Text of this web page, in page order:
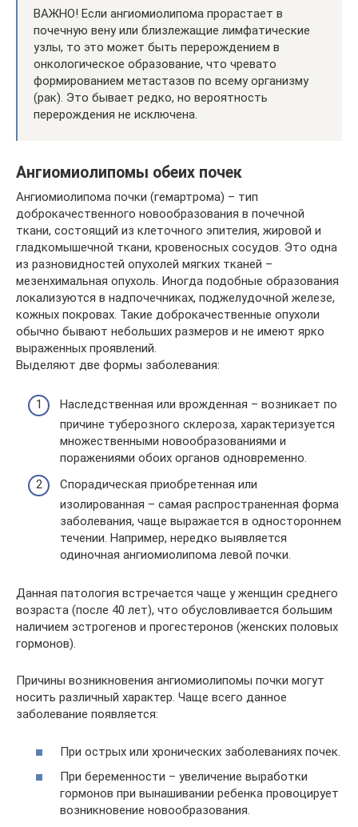
ВАЖНО! Если ангиомиолипома прорастает в
почечную вену или близлежащие лимфатические
узлы, то это может быть перерождением в
онкологическое образование, что чревато
формированием метастазов по всему организму
(рак). Это бывает редко, но вероятность
перерождения не исключена.
Ангиомиолипомы обеих почек
Ангиомиолипома почки (гемартрома) – тип
доброкачественного новообразования в почечной
ткани, состоящий из клеточного эпителия, жировой и
гладкомышечной ткани, кровеносных сосудов. Это одна
из разновидностей опухолей мягких тканей –
мезенхимальная опухоль. Иногда подобные образования
локализуются в надпочечниках, поджелудочной железе,
кожных покровах. Такие доброкачественные опухоли
обычно бывают небольших размеров и не имеют ярко
выраженных проявлений.
Выделяют две формы заболевания:
Наследственная или врожденная – возникает по
причине туберозного склероза, характеризуется
множественными новообразованиями и
поражениями обоих органов одновременно.
Спорадическая приобретенная или
изолированная – самая распространенная форма
заболевания, чаще выражается в одностороннем
течении. Например, нередко выявляется
одиночная ангиомиолипома левой почки.
Данная патология встречается чаще у женщин среднего
возраста (после 40 лет), что обусловливается большим
наличием эстрогенов и прогестеронов (женских половых
гормонов).
Причины возникновения ангиомиолипомы почки могут
носить различный характер. Чаще всего данное
заболевание появляется:
При острых или хронических заболеваниях почек.
При беременности – увеличение выработки
гормонов при вынашивании ребенка провоцирует
возникновение новообразования.